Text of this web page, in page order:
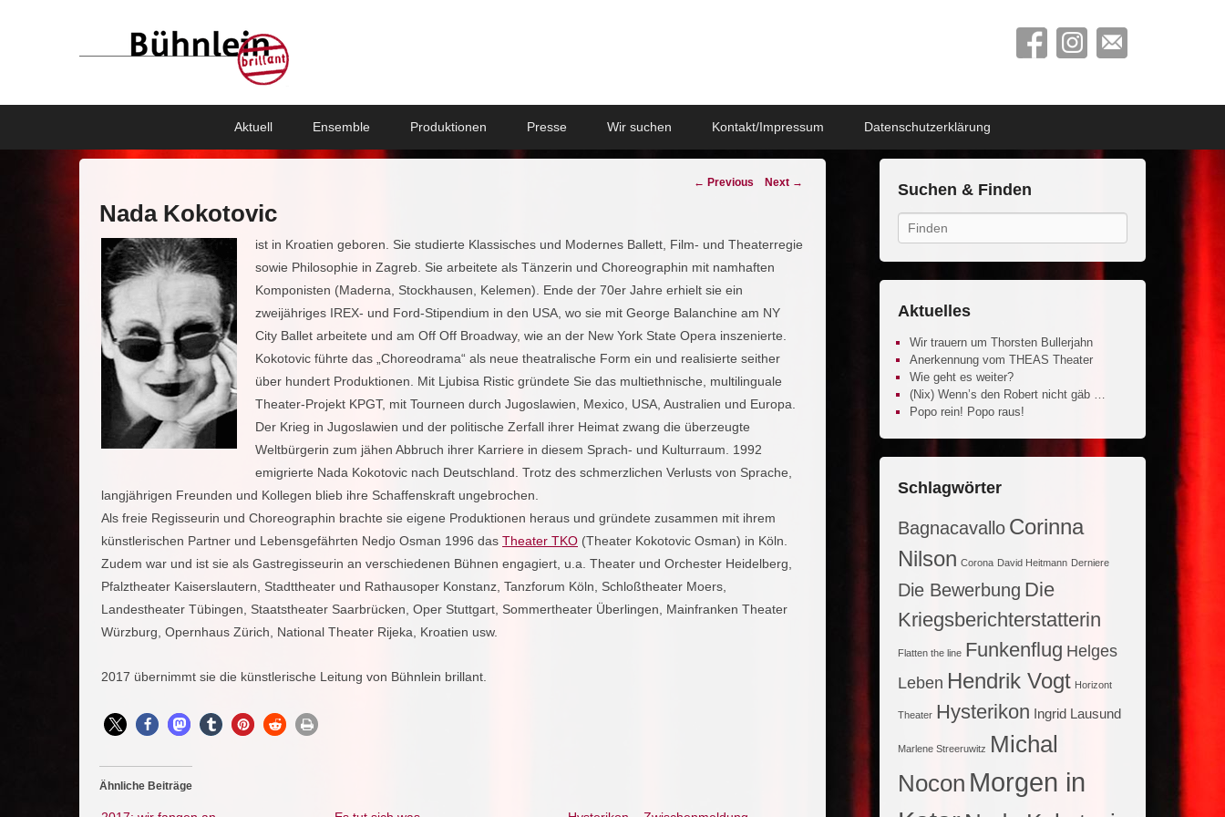
Bühnlein brillant
Freies Schauspielensemble aus Köln
Aktuell Ensemble Produktionen Presse Wir suchen Kontakt/Impressum Datenschutzerklärung
Post
← Previous Next →
Nada Kokotovic
ist in Kroatien geboren. Sie studierte Klassisches und Modernes Ballett, Film- und Theaterregie
sowie Philosophie in Zagreb. Sie arbeitete als Tänzerin und Choreographin mit namhaften
Komponisten (Maderna, Stockhausen, Kelemen). Ende der 70er Jahre erhielt sie ein
zweijähriges IREX- und Ford-Stipendium in den USA, wo sie mit George Balanchine am NY
City Ballet arbeitete und am Off Off Broadway, wie an der New York State Opera inszenierte.
Kokotovic führte das „Choreodrama“ als neue theatralische Form ein und realisierte seither
über hundert Produktionen. Mit Ljubisa Ristic gründete Sie das multiethnische, multilinguale
Theater-Projekt KPGT, mit Tourneen durch Jugoslawien, Mexico, USA, Australien und Europa.
Der Krieg in Jugoslawien und der politische Zerfall ihrer Heimat zwang die überzeugte
Weltbürgerin zum jähen Abbruch ihrer Karriere in diesem Sprach- und Kulturraum. 1992
emigrierte Nada Kokotovic nach Deutschland. Trotz des schmerzlichen Verlusts von Sprache,
langjährigen Freunden und Kollegen blieb ihre Schaffenskraft ungebrochen.
Als freie Regisseurin und Choreographin brachte sie eigene Produktionen heraus und gründete zusammen mit ihrem
künstlerischen Partner und Lebensgefährten Nedjo Osman 1996 das Theater TKO (Theater Kokotovic Osman) in Köln.
Zudem war und ist sie als Gastregisseurin an verschiedenen Bühnen engagiert, u.a. Theater und Orchester Heidelberg,
Pfalztheater Kaiserslautern, Stadttheater und Rathausoper Konstanz, Tanzforum Köln, Schloßtheater Moers,
Landestheater Tübingen, Staatstheater Saarbrücken, Oper Stuttgart, Sommertheater Überlingen, Mainfranken Theater
Würzburg, Opernhaus Zürich, National Theater Rijeka, Kroatien usw.
2017 übernimmt sie die künstlerische Leitung von Bühnlein brillant.
Ähnliche Beiträge
Suchen & Finden
Search
Aktuelles
Wir trauern um Thorsten Bullerjahn
Anerkennung vom THEAS Theater
Wie geht es weiter?
(Nix) Wenn’s den Robert nicht gäb …
Popo rein! Popo raus!
Schlagwörter
Bagnacavallo Corinna
Nilson Corona David Heitmann Derniere
Die Bewerbung Die
Kriegsberichterstatterin
Flatten the line Funkenflug Helges
Leben Hendrik Vogt Horizont
Theater Hysterikon Ingrid Lausund
Marlene Streeruwitz Michal
Nocon Morgen in